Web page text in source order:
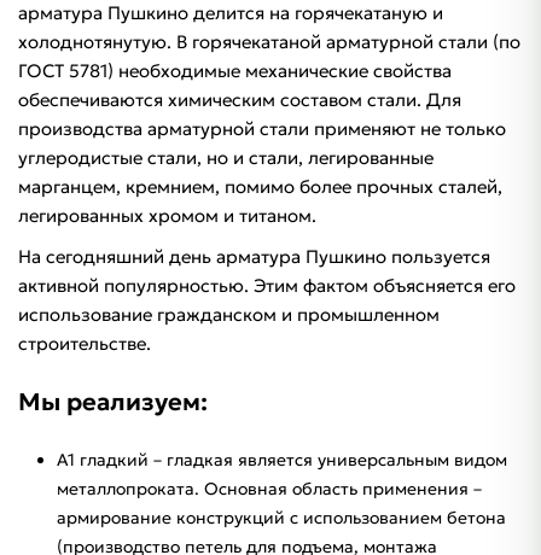
арматура Пушкино делится на горячекатаную и
холоднотянутую. В горячекатаной арматурной стали (по
ГОСТ 5781) необходимые механические свойства
обеспечиваются химическим составом стали. Для
производства арматурной стали применяют не только
углеродистые стали, но и стали, легированные
марганцем, кремнием, помимо более прочных сталей,
легированных хромом и титаном.
На сегодняшний день арматура Пушкино пользуется
активной популярностью. Этим фактом объясняется его
использование гражданском и промышленном
строительстве.
Мы реализуем:
А1 гладкий – гладкая является универсальным видом
металлопроката. Основная область применения –
армирование конструкций с использованием бетона
(производство петель для подъема, монтажа